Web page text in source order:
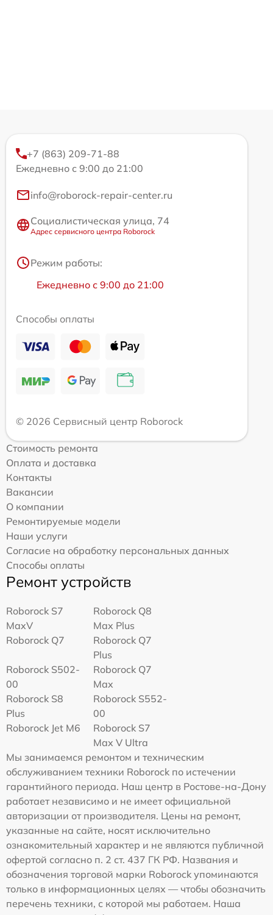
+7 (863) 209-71-88
Ежедневно с 9:00 до 21:00
info@roborock-repair-center.ru
Социалистическая улица, 74
Адрес сервисного центра Roborock
Режим работы:
Ежедневно с 9:00 до 21:00
Способы оплаты
© 2026 Сервисный центр Roborock
Стоимость ремонта
Оплата и доставка
Контакты
Вакансии
О компании
Ремонтируемые модели
Наши услуги
Согласие на обработку персональных данных
Способы оплаты
Ремонт устройств
Roborock S7
MaxV
Roborock Q8
Max Plus
Roborock Q7
Roborock Q7
Plus
Roborock S502-
00
Roborock Q7
Max
Roborock S8
Plus
Roborock S552-
00
Roborock Jet M6
Roborock S7
Max V Ultra
Мы занимаемся ремонтом и техническим
обслуживанием техники Roborock по истечении
гарантийного периода. Наш центр в Ростове-на-Дону
работает независимо и не имеет официальной
авторизации от производителя. Цены на ремонт,
указанные на сайте, носят исключительно
ознакомительный характер и не являются публичной
офертой согласно п. 2 ст. 437 ГК РФ. Названия и
обозначения торговой марки Roborock упоминаются
только в информационных целях — чтобы обозначить
перечень техники, с которой мы работаем. Наша